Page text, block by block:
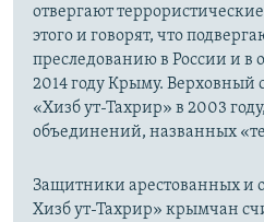
отвергают
этого и говорят, что
преследованию в России и в
2014 году Крыму. Верховный
«Хизб ут-Тахрир» в 2003
объединений, названных
Защитники арестованных и
Хизб ут-Тахрир» крымчан